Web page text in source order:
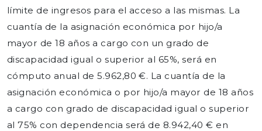
límite de ingresos para el acceso a las mismas. La
cuantía de la asignación económica por hijo/a
mayor de 18 años a cargo con un grado de
discapacidad igual o superior al 65%, será en
cómputo anual de 5.962,80 €. La cuantía de la
asignación económica o por hijo/a mayor de 18 años
a cargo con grado de discapacidad igual o superior
al 75% con dependencia será de 8.942,40 € en